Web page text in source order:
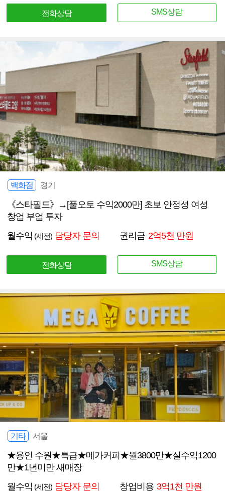
전화상담 SMS상담
백화점 경기
《스타필드》→[풀오토 수익2000만] 초보 안정성 여성
창업 부업 투자
월수익 (세전) 담당자 문의 권리금 2억5천 만원
전화상담 SMS상담
기타 서울
★용인 수원★특급★메가커피★월3800만★실수익1200
만★1년미만 새매장
월수익 (세전) 담당자 문의 창업비용 3억1천 만원